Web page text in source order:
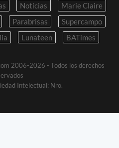
Noticias
Marie Claire
Parabrisas
Supercampo
Lunateen BATimes
2006-2026 - Todos los derechos
Intelectual: Nro.